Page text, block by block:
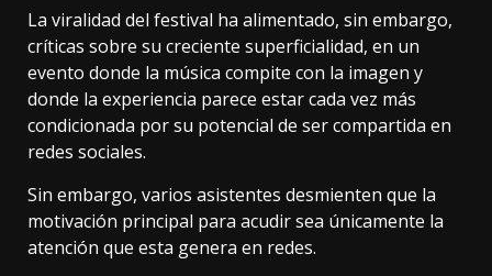
La viralidad del festival ha alimentado, sin embargo,
críticas sobre su creciente superficialidad, en un
evento donde la música compite con la imagen y
donde la experiencia parece estar cada vez más
condicionada por su potencial de ser compartida en
redes sociales.
Sin embargo, varios asistentes desmienten que la
motivación principal para acudir sea únicamente la
atención que esta genera en redes.